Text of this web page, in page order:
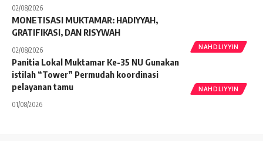
02/08/2026
NAHDLIYYIN
MONETISASI MUKTAMAR: HADIYYAH,
GRATIFIKASI, DAN RISYWAH
02/08/2026
NAHDLIYYIN
Panitia Lokal Muktamar Ke-35 NU Gunakan
istilah “Tower” Permudah koordinasi
pelayanan tamu
01/08/2026